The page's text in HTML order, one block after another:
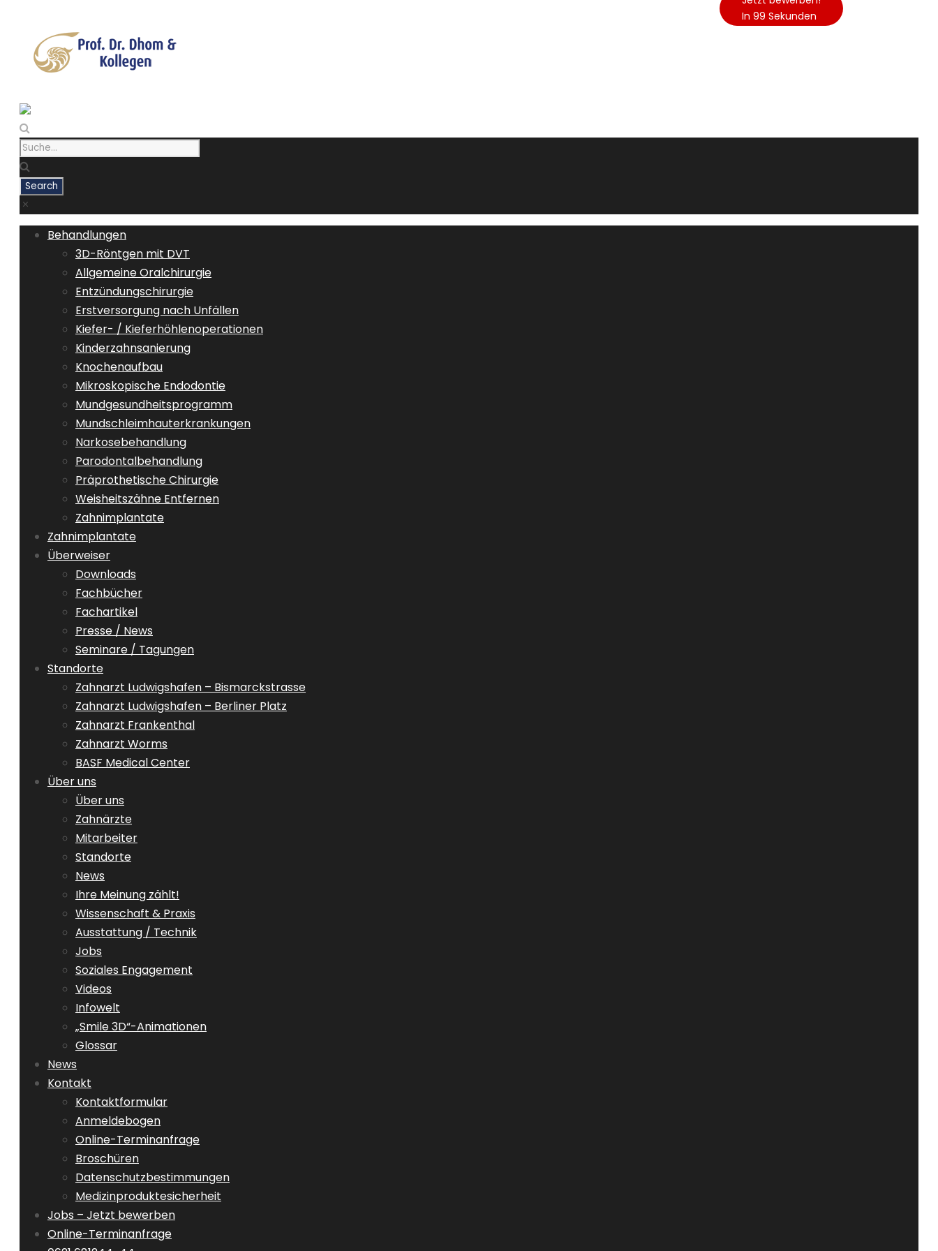
Behandlungen
3D-Röntgen mit DVT
Allgemeine Oralchirurgie
Entzündungschirurgie
Erstversorgung nach Unfällen
Kiefer- / Kieferhöhlenoperationen
Kinderzahnsanierung
Knochenaufbau
Mikroskopische Endodontie
Mundgesundheitsprogramm
Mundschleimhauterkrankungen
Narkosebehandlung
Parodontalbehandlung
Präprothetische Chirurgie
Weisheitszähne Entfernen
Zahnimplantate
Zahnimplantate
Überweiser
Downloads
Fachbücher
Fachartikel
Presse / News
Seminare / Tagungen
Standorte
Zahnarzt Ludwigshafen – Bismarckstrasse
Zahnarzt Ludwigshafen – Berliner Platz
Zahnarzt Frankenthal
Zahnarzt Worms
BASF Medical Center
Über uns
Über uns
Zahnärzte
Mitarbeiter
Standorte
News
Ihre Meinung zählt!
Wissenschaft & Praxis
Ausstattung / Technik
Jobs
Soziales Engagement
Videos
Infowelt
„Smile 3D“-Animationen
Glossar
News
Kontakt
Kontaktformular
Anmeldebogen
Online-Terminanfrage
Broschüren
Datenschutzbestimmungen
Medizinproduktesicherheit
Jobs – Jetzt bewerben
Online-Terminanfrage
In 99 Sekunden